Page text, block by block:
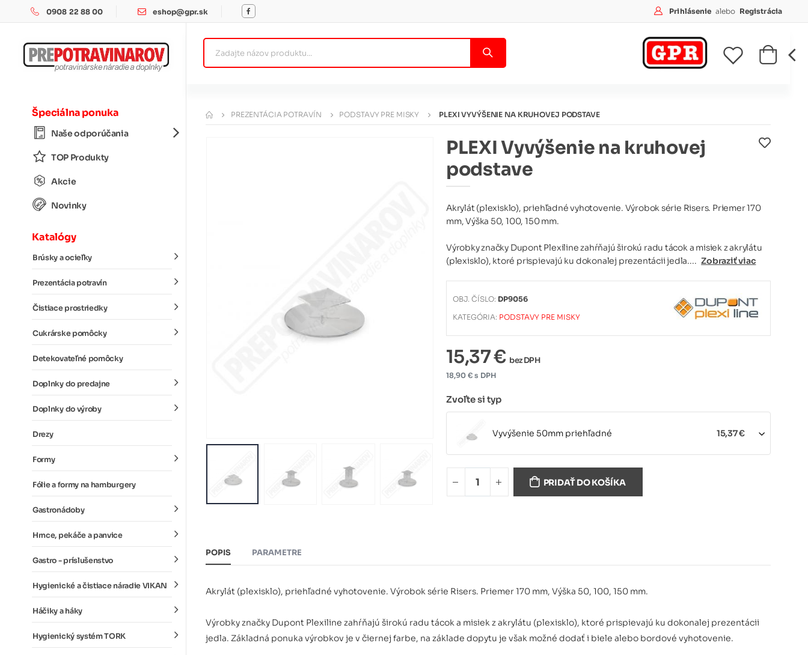
0908 22 88 00 eshop@gpr.sk Prihlásenie alebo Registrácia
Špeciálna ponuka
Naše odporúčania
TOP Produkty
Akcie
Novinky
Katalógy
Brúsky a ocieľky
Prezentácia potravín
Čistiace prostriedky
Cukrárske pomôcky
Detekovateľné pomôcky
Doplnky do predajne
Doplnky do výroby
Drezy
Formy
Fólie a formy na hamburgery
Gastronádoby
Hrnce, pekáče a panvice
Gastro - príslušenstvo
Hygienické a čistiace náradie VIKAN
Háčiky a háky
Hygienický systém TORK
PREZENTÁCIA POTRAVÍN PODSTAVY PRE MISKY PLEXI VYVÝŠENIE NA KRUHOVEJ PODSTAVE
PLEXI Vyvýšenie na kruhovej
podstave
Akrylát (plexisklo), priehľadné vyhotovenie. Výrobok série Risers. Priemer 170
mm, Výška 50, 100, 150 mm.
Výrobky značky Dupont Plexiline zahŕňajú širokú radu tácok a misiek z akrylátu
(plexisklo), ktoré prispievajú ku dokonalej prezentácii jedla.... Zobraziť viac
OBJ. ČÍSLO: DP9056
KATEGÓRIA: PODSTAVY PRE MISKY
15,37 € bez DPH
18,90 € s DPH
Zvoľte si typ
Vyvýšenie 50mm priehľadné 15,37 €
Vyvýšenie 100mm priehľadné
PRIDAŤ DO KOŠÍKA
POPIS PARAMETRE
Akrylát (plexisklo), priehľadné vyhotovenie. Výrobok série Risers. Priemer 170 mm, Výška 50, 100, 150 mm.
Výrobky značky Dupont Plexiline zahŕňajú širokú radu tácok a misiek z akrylátu (plexisklo), ktoré prispievajú ku dokonalej prezentácii
jedla. Základná ponuka výrobkov je v čiernej farbe, na základe dopytu je však možné dodať i biele alebo bordové vyhotovenie.